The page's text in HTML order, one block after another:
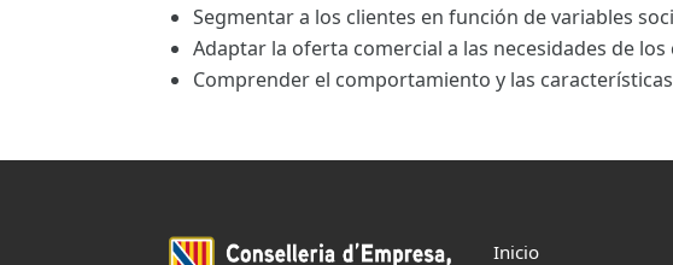
Segmentar a los clientes en función de variables
Adaptar la oferta comercial a las necesidades de
Comprender el comportamiento y las
Inicio